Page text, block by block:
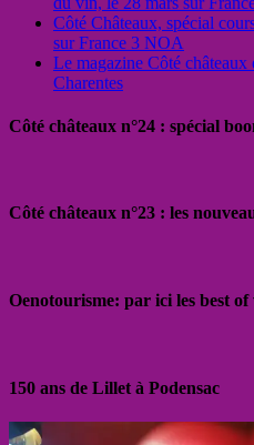
Côté Châteaux, spécial
sur France 3 NOA
Le magazine Côté
Charentes
Côté châteaux n°24 : spécial
Côté châteaux n°23 : les
Oenotourisme: par ici les best
150 ans de Lillet à Podensac